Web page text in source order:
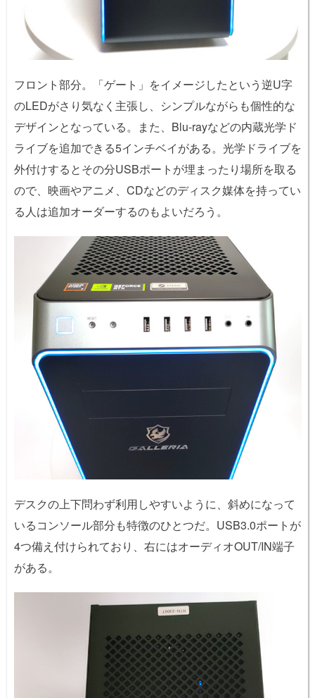
フロント部分。「ゲート」をイメージしたという逆U字
のLEDがさり気なく主張し、シンプルながらも個性的な
デザインとなっている。また、Blu-rayなどの内蔵光学ド
ライブを追加できる5インチベイがある。光学ドライブを
外付けするとその分USBポートが埋まったり場所を取る
ので、映画やアニメ、CDなどのディスク媒体を持ってい
る人は追加オーダーするのもよいだろう。
デスクの上下問わず利用しやすいように、斜めになって
いるコンソール部分も特徴のひとつだ。USB3.0ポートが
4つ備え付けられており、右にはオーディオOUT/IN端子
がある。